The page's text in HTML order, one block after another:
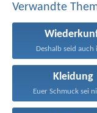
Verwandte
Deshalb seid auch
Kleidung
Euer Schmuck sei